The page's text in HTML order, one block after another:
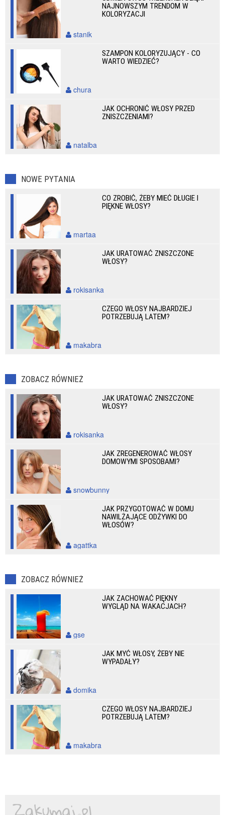
NAJNOWSZYM TRENDOM W
KOLORYZACJI
stanik
SZAMPON KOLORYZUJĄCY - CO
WARTO WIEDZIEĆ?
chura
JAK OCHRONIĆ WŁOSY PRZED
ZNISZCZENIAMI?
natalba
NOWE PYTANIA
CO ZROBIĆ, ŻEBY MIEĆ DŁUGIE I
PIĘKNE WŁOSY?
martaa
JAK URATOWAĆ ZNISZCZONE
WŁOSY?
rokisanka
CZEGO WŁOSY NAJBARDZIEJ
POTRZEBUJĄ LATEM?
makabra
ZOBACZ RÓWNIEŻ
JAK URATOWAĆ ZNISZCZONE
WŁOSY?
rokisanka
JAK ZREGENEROWAĆ WŁOSY
DOMOWYMI SPOSOBAMI?
snowbunny
JAK PRZYGOTOWAĆ W DOMU
NAWILŻAJĄCE ODŻYWKI DO
WŁOSÓW?
agattka
ZOBACZ RÓWNIEŻ
JAK ZACHOWAĆ PIĘKNY
WYGLĄD NA WAKACJACH?
gse
JAK MYĆ WŁOSY, ŻEBY NIE
WYPADAŁY?
domika
CZEGO WŁOSY NAJBARDZIEJ
POTRZEBUJĄ LATEM?
makabra